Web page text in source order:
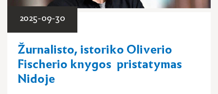
2025-09-30
Žurnalisto, istoriko Oliverio
Fischerio knygos pristatymas
Nidoje